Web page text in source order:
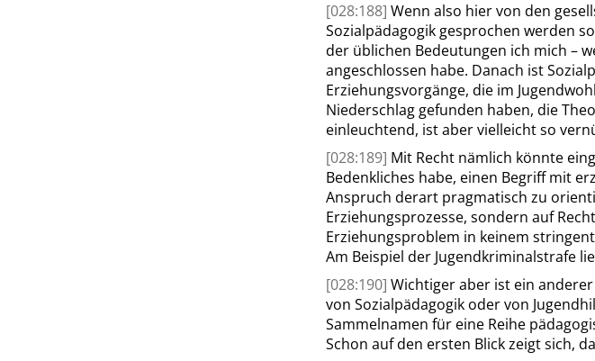
[028:188] Wenn also hier von den
Sozialpädagogik gesprochen werden
der üblichen Bedeutungen ich mich –
angeschlossen habe. Danach ist
Erziehungsvorgänge, die im
Niederschlag gefunden haben, die
einleuchtend, ist aber vielleicht so
[028:189] Mit Recht nämlich könnte
Bedenkliches habe, einen Begriff mit
Anspruch derart pragmatisch zu
Erziehungsprozesse, sondern auf
Erziehungsproblem in keinem
Am Beispiel der Jugendkriminalstrafe
[028:190] Wichtiger aber ist ein
von Sozialpädagogik oder von
Sammelnamen für eine Reihe
Schon auf den ersten Blick zeigt sich,